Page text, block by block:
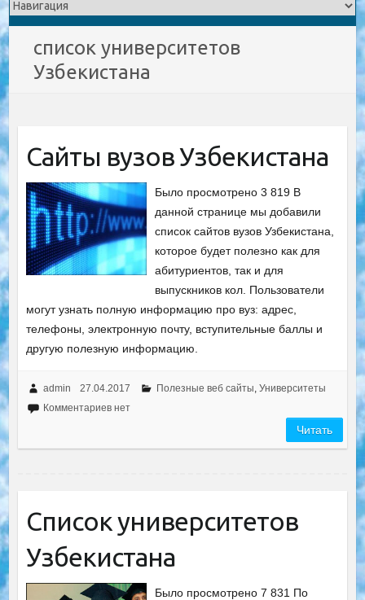
список университетов
Узбекистана
Сайты вузов Узбекистана
Было просмотрено 3 819 В
данной странице мы добавили
список сайтов вузов Узбекистана,
которое будет полезно как для
абитуриентов, так и для
выпускников кол. Пользователи
могут узнать полную информацию про вуз: адрес,
телефоны, электронную почту, вступительные баллы и
другую полезную информацию.
admin 27.04.2017 Полезные веб сайты, Университеты
Комментариев нет
Читать
Список университетов
Узбекистана
Было просмотрено 7 831 По